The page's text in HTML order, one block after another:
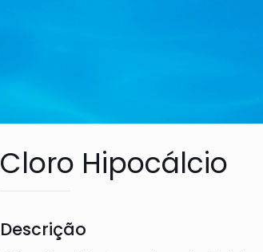
Cloro Hipocálcio
Descrição